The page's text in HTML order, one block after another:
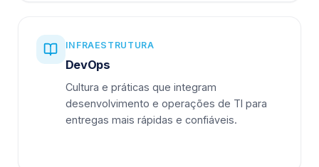
INFRAESTRUTURA
DevOps
Cultura e práticas que integram
desenvolvimento e operações de TI para
entregas mais rápidas e confiáveis.